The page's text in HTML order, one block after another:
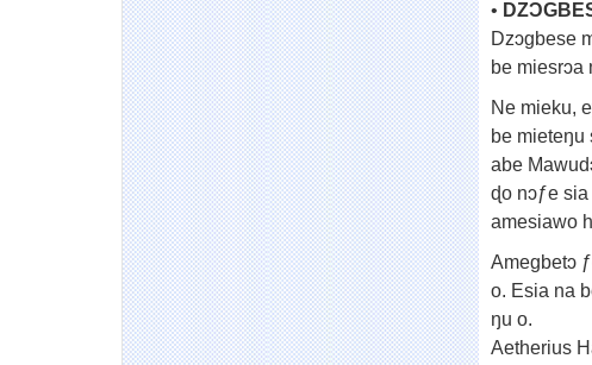
•
Dzɔgbese
be miesrɔa
Ne mieku,
be mieteŋu
abe
ɖo nɔƒe
amesiawo
Amegbetɔ
o. Esia na
ŋu o.
Aetherius